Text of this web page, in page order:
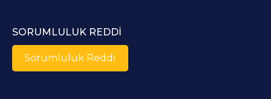
SORUMLULUK REDDI
Sorumluluk Reddi